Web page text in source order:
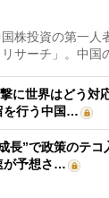
株投資の第一人
サーチ」。中国
に世界はどう
を行う中国…
長”で政策のテ
が予想さ…